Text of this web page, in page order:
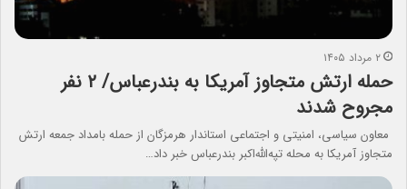
۲ مرداد ۱۴۰۵
حمله ارتش متجاوز آمریکا به بندرعباس/ ۲ نفر
مجروح شدند
معاون سیاسی، امنیتی و اجتماعی استاندار هرمزگان از حمله بامداد جمعه ارتش
متجاوز آمریکا به محله تپه‌الله‌اکبر بندرعباس خبر داد…